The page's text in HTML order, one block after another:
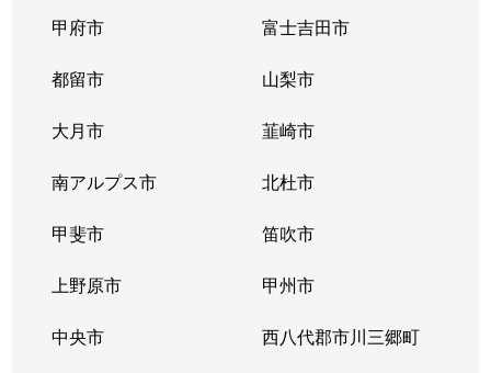
甲府市 富士吉田市
都留市 山梨市
大月市 韮崎市
南アルプス市 北杜市
甲斐市 笛吹市
上野原市 甲州市
中央市 西八代郡市川三郷町